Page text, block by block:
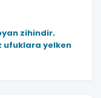
zihindir.
ufuklara yelken